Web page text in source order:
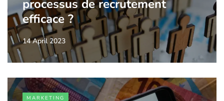
processus de recrutement
efficace ?
14 April 2023
MARKETING